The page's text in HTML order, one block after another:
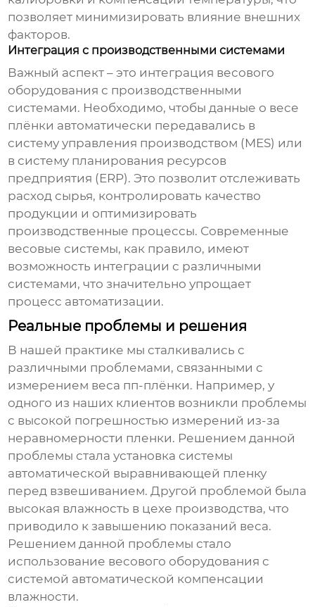
позволяет минимизировать влияние внешних
факторов.
Интеграция с производственными системами
Важный аспект – это интеграция весового
оборудования с производственными
системами. Необходимо, чтобы данные о весе
плёнки автоматически передавались в
систему управления производством (MES) или
в систему планирования ресурсов
предприятия (ERP). Это позволит отслеживать
расход сырья, контролировать качество
продукции и оптимизировать
производственные процессы. Современные
весовые системы, как правило, имеют
возможность интеграции с различными
системами, что значительно упрощает
процесс автоматизации.
Реальные проблемы и решения
В нашей практике мы сталкивались с
различными проблемами, связанными с
измерением веса пп-плёнки. Например, у
одного из наших клиентов возникли проблемы
с высокой погрешностью измерений из-за
неравномерности пленки. Решением данной
проблемы стала установка системы
автоматической выравнивающей пленку
перед взвешиванием. Другой проблемой была
высокая влажность в цехе производства, что
приводило к завышению показаний веса.
Решением данной проблемы стало
использование весового оборудования с
системой автоматической компенсации
влажности.